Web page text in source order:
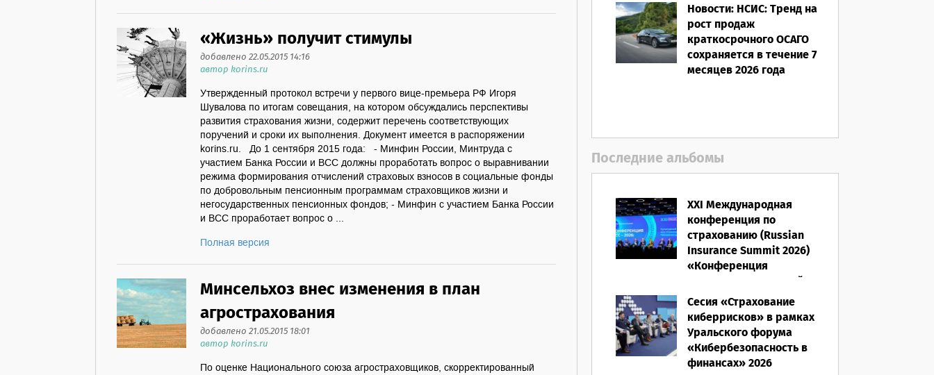
«Жизнь» получит стимулы
добавлено 22.05.2015 14:16
автор korins.ru
Утвержденный протокол встречи у первого вице-премьера РФ Игоря
Шувалова по итогам совещания, на котором обсуждались перспективы
развития страхования жизни, содержит перечень соответствующих
поручений и сроки их выполнения. Документ имеется в распоряжении
korins.ru. До 1 сентября 2015 года: - Минфин России, Минтруда с
участием Банка России и ВСС должны проработать вопрос о выравнивании
режима формирования отчислений страховых взносов в социальные фонды
по добровольным пенсионным программам страховщиков жизни и
негосударственных пенсионных фондов; - Минфин с участием Банка России
и ВСС проработает вопрос о ...
Полная версия
Минсельхоз внес изменения в план
агрострахования
добавлено 21.05.2015 18:01
автор korins.ru
По оценке Национального союза агростраховщиков, скорректированный
Новости: НСИС: Тренд на
рост продаж
краткосрочного ОСАГО
сохраняется в течение 7
месяцев 2026 года
Последние альбомы
XXI Международная
конференция по
страхованию (Russian
Insurance Summit 2026)
«Конференция
ВСС-2026: Культурный
код страхования/
Человеческий фактор»
28.05.2026
Сесия «Страхование
киберрисков» в рамках
Уральского форума
«Кибербезопасность в
финансах» 2026